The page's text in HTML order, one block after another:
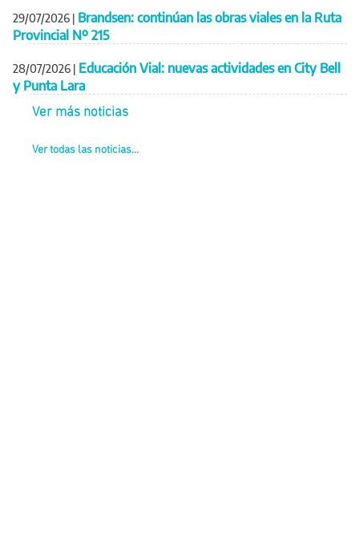
29/07/2026 | Brandsen: continúan las obras viales en la Ruta
Provincial Nº 215
28/07/2026 | Educación Vial: nuevas actividades en City Bell
y Punta Lara
Ver más noticias
Ver todas las noticias...